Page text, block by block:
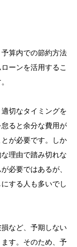
算内での節約方法
ーンを活用するこ
切なタイミングを
ると余分な費用が
が必要です。しか
理由で踏み切れな
必要ではあるが、
する人も多いでし
など、予期しない
す。そのため、予